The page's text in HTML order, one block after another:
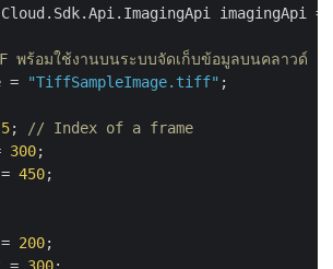
imagingApi =
ร้อมใช้งานบนระบบจัดเก็บข้อมูลบนคลาวด์
=
"TiffSampleImage.tiff" ;
5;
// Index of a frame
300
450
200
= 300;